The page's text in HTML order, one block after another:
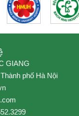
GIANG
phố Hà Nội